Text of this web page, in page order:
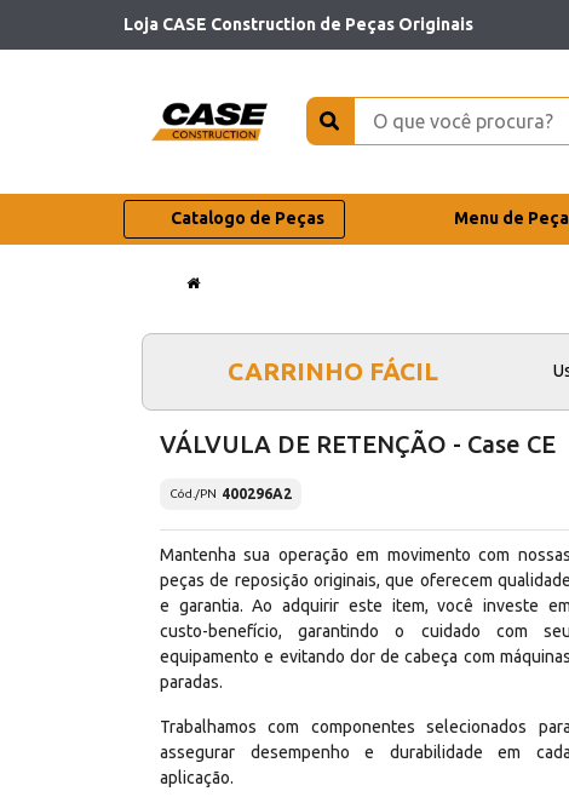
Loja CASE Construction de Peças Originais
Catalogo de Peças Menu de
CARRINHO FÁCIL
VÁLVULA DE RETENÇÃO - Case CE
Cód./PN 400296A2
Mantenha sua operação em movimento com nossas
peças de reposição originais, que oferecem qualidade
e garantia. Ao adquirir este item, você investe em
custo-benefício, garantindo o cuidado com seu
equipamento e evitando dor de cabeça com máquinas
paradas.
Trabalhamos com componentes selecionados para
assegurar desempenho e durabilidade em cada
aplicação.